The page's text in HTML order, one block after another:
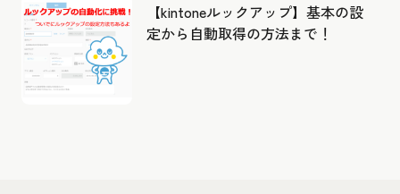
【kintoneルックアップ】基本の設
定から自動取得の方法まで！